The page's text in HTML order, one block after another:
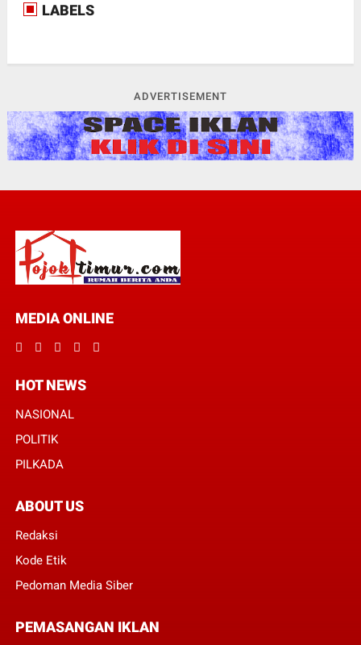
LABELS
ADVERTISEMENT
MEDIA ONLINE
HOT NEWS
NASIONAL
POLITIK
PILKADA
ABOUT US
Redaksi
Kode Etik
Pedoman Media Siber
PEMASANGAN IKLAN